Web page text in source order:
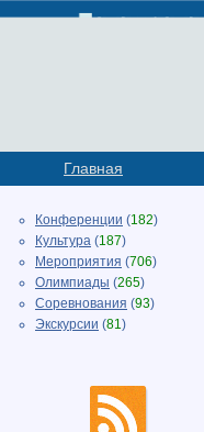
Главная
Конференции (182)
Культура (187)
Мероприятия (706)
Олимпиады (265)
Соревнования (93)
Экскурсии (81)